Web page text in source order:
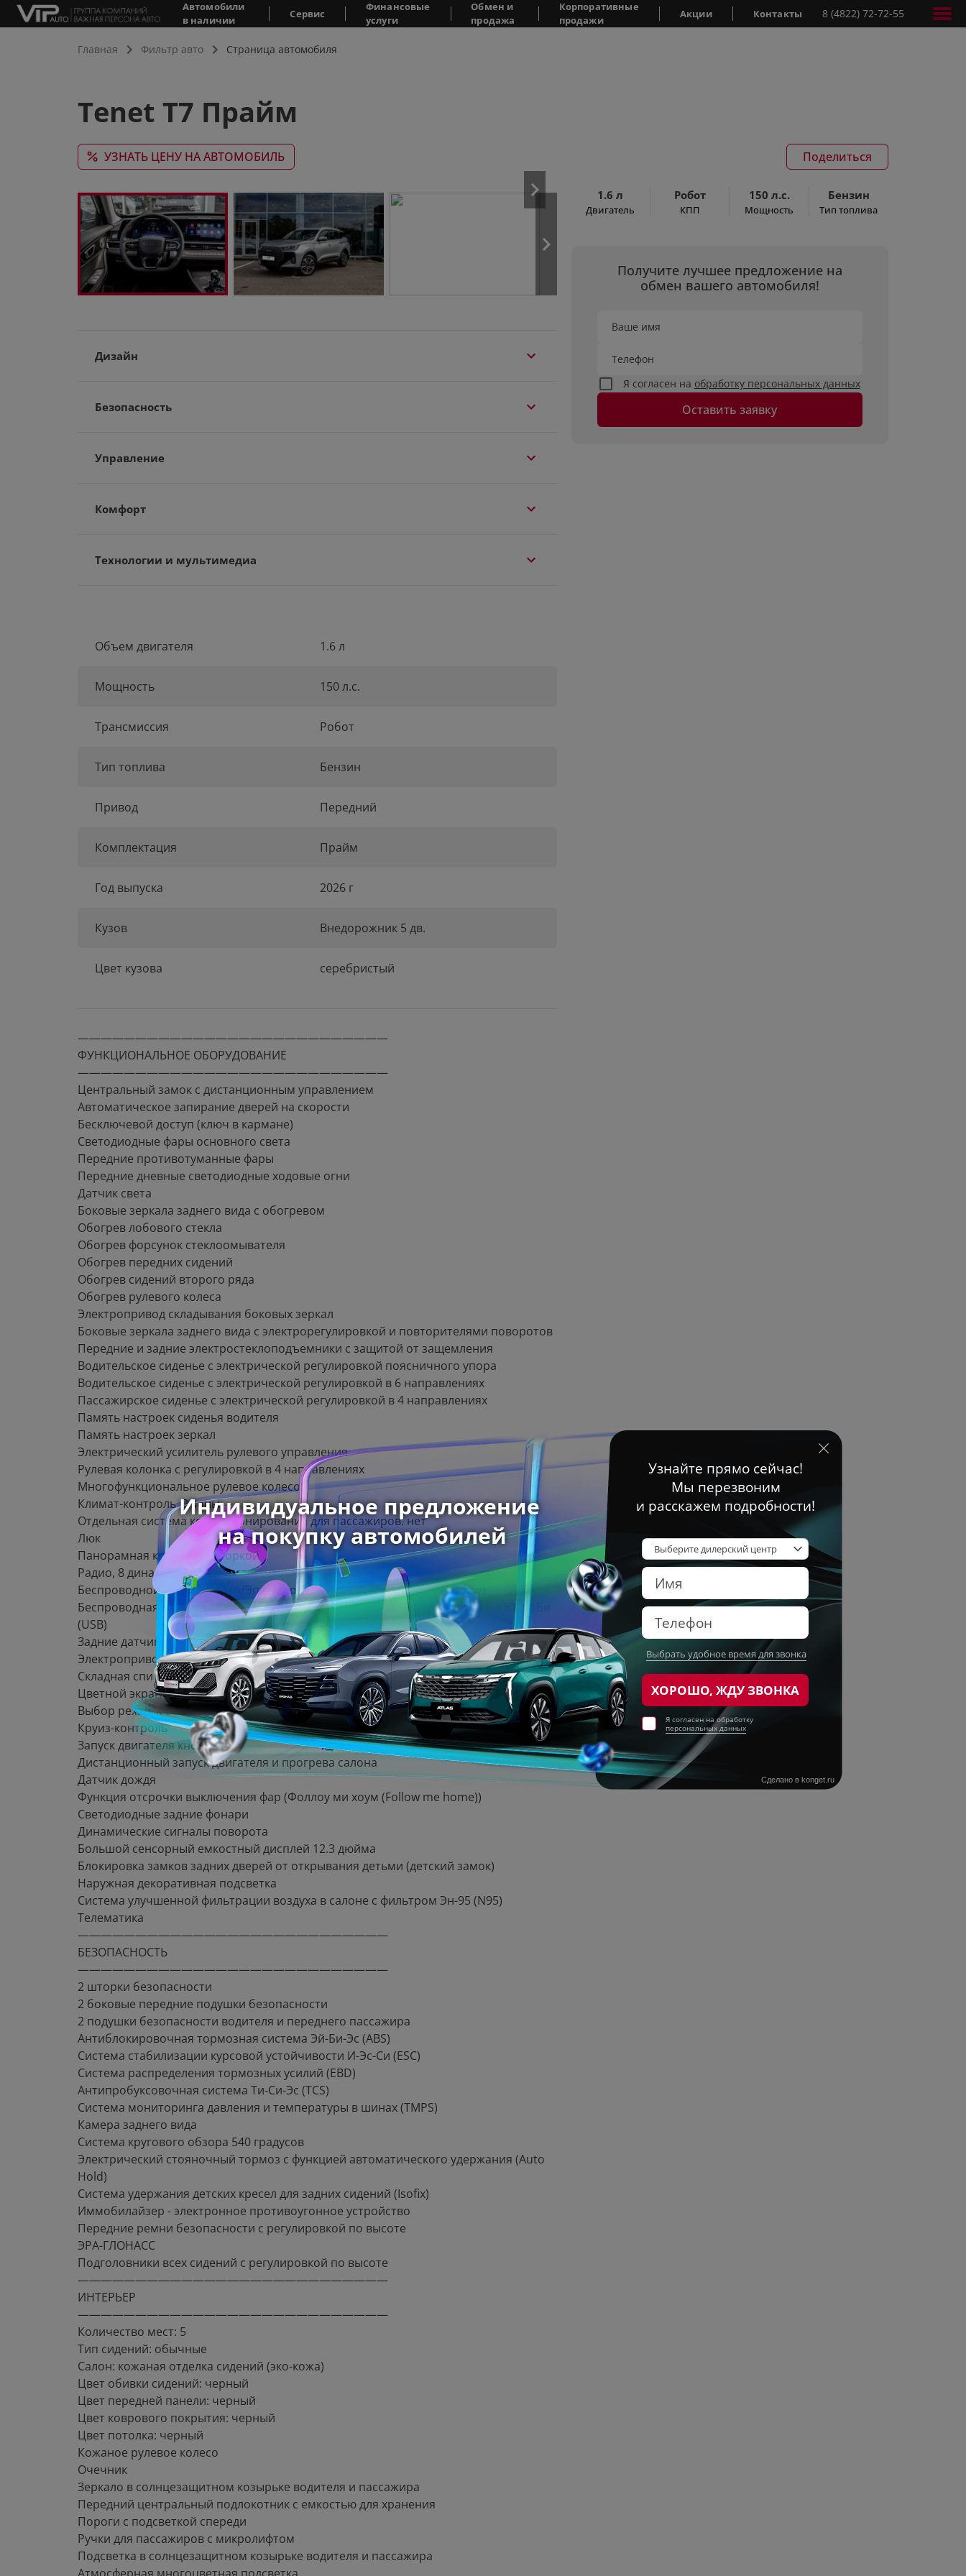
Автомобили
в наличии
Сервис
Финансовые
услуги
Обмен и
продажа
Корпоративные
продажи
Акции Контакты 8 (4822) 72-72-55
Главная Фильтр авто Страница автомобиля
Tenet T7 Прайм
УЗНАТЬ ЦЕНУ НА АВТОМОБИЛЬ Поделиться
Дизайн
Безопасность
Управление
Комфорт
Технологии и мультимедиа
Объем двигателя 1.6 л
Мощность 150 л.с.
Трансмиссия Робот
Тип топлива Бензин
Привод Передний
Комплектация Прайм
Год выпуска 2026 г
Кузов Внедорожник 5 дв.
Цвет кузова серебристый
———————————————————————————
ФУНКЦИОНАЛЬНОЕ ОБОРУДОВАНИЕ
———————————————————————————
Центральный замок с дистанционным управлением
Автоматическое запирание дверей на скорости
Бесключевой доступ (ключ в кармане)
Светодиодные фары основного света
Передние противотуманные фары
Передние дневные светодиодные ходовые огни
Датчик света
Боковые зеркала заднего вида с обогревом
Обогрев лобового стекла
Обогрев форсунок стеклоомывателя
Обогрев передних сидений
Обогрев сидений второго ряда
Обогрев рулевого колеса
Электропривод складывания боковых зеркал
Боковые зеркала заднего вида с электрорегулировкой и повторителями поворотов
Передние и задние электростеклоподъемники с защитой от защемления
Водительское сиденье с электрической регулировкой поясничного упора
Водительское сиденье с электрической регулировкой в 6 направлениях
Пассажирское сиденье с электрической регулировкой в 4 направлениях
Память настроек сиденья водителя
Память настроек зеркал
Электрический усилитель рулевого управления
Рулевая колонка с регулировкой в 4 направлениях
Многофункциональное рулевое колесо
Климат-контроль, 2 зоны
Отдельная система кондиционирования для пассажиров: нет
Люк
Панорамная крыша со шторкой
Радио, 8 динамиков
Беспроводной Андроид Ауто/Эппл Карплей (Android Auto/Apple CarPlay)
Беспроводная зарядка для смартфона мощностью 50 Вт (50W) и 3 разъема Ю-Эс-Би
(USB)
Задние датчики парковки
Электропривод двери багажника
Складная спинка сидений второго ряда в соотношении 1/3-2/3
Цветной экран с бортовым компьютером в панели приборов 12.3 дюйма
Выбор режима вождения
Круиз-контроль
Запуск двигателя кнопкой
Дистанционный запуск двигателя и прогрева салона
Датчик дождя
Функция отсрочки выключения фар (Фоллоу ми хоум (Follow me home))
Светодиодные задние фонари
Динамические сигналы поворота
Большой сенсорный емкостный дисплей 12.3 дюйма
Блокировка замков задних дверей от открывания детьми (детский замок)
Наружная декоративная подсветка
Система улучшенной фильтрации воздуха в салоне с фильтром Эн-95 (N95)
Телематика
———————————————————————————
БЕЗОПАСНОСТЬ
———————————————————————————
2 шторки безопасности
2 боковые передние подушки безопасности
2 подушки безопасности водителя и переднего пассажира
Антиблокировочная тормозная система Эй-Би-Эс (ABS)
Система стабилизации курсовой устойчивости И-Эс-Си (ESC)
Система распределения тормозных усилий (EBD)
Антипробуксовочная система Ти-Си-Эс (TCS)
Система мониторинга давления и температуры в шинах (TMPS)
Камера заднего вида
Система кругового обзора 540 градусов
Электрический стояночный тормоз с функцией автоматического удержания (Auto
Hold)
Система удержания детских кресел для задних сидений (Isofix)
Иммобилайзер - электронное противоугонное устройство
Передние ремни безопасности с регулировкой по высоте
ЭРА-ГЛОНАСС
Подголовники всех сидений с регулировкой по высоте
———————————————————————————
ИНТЕРЬЕР
———————————————————————————
Количество мест: 5
Тип сидений: обычные
Салон: кожаная отделка сидений (эко-кожа)
Цвет обивки сидений: черный
Цвет передней панели: черный
Цвет коврового покрытия: черный
Цвет потолка: черный
Кожаное рулевое колесо
Очечник
Зеркало в солнцезащитном козырьке водителя и пассажира
Передний центральный подлокотник с емкостью для хранения
Пороги с подсветкой спереди
Ручки для пассажиров с микролифтом
Подсветка в солнцезащитном козырьке водителя и пассажира
1.6 л
Двигатель
Робот
КПП
150 л.с.
Мощность
Бензин
Тип топлива
Получите лучшее предложение на
обмен вашего автомобиля!
Ваше имя
Телефон
Я согласен на обработку персональных данных
Оставить заявку